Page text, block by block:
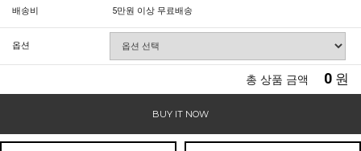
배송비 5만원 이상 무료배송
옵션
총 상품 금액 0 원
BUY IT NOW